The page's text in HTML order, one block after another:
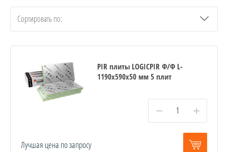
Сортировать по:
PIR плиты LOGICPIR Ф/Ф L-
1190х590х50 мм 5 плит
− +
Лучшая цена по запросу